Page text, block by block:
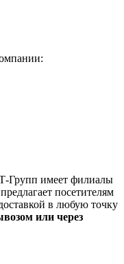
Групп имеет филиалы
посетителям
в любую точку
или через